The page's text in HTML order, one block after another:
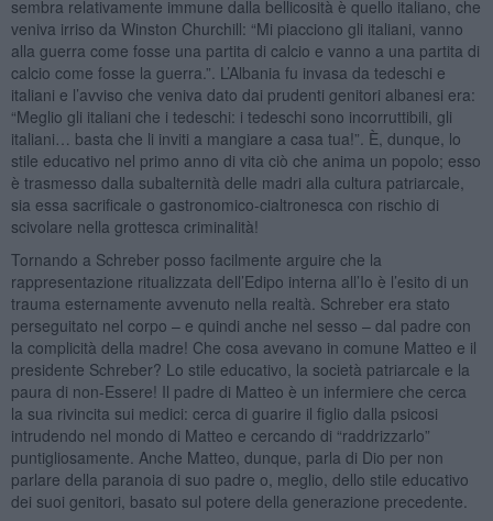
sembra relativamente immune dalla bellicosità è quello italiano, che
veniva irriso da Winston Churchill: “Mi piacciono gli italiani, vanno
alla guerra come fosse una partita di calcio e vanno a una partita di
calcio come fosse la guerra.”. L’Albania fu invasa da tedeschi e
italiani e l’avviso che veniva dato dai prudenti genitori albanesi era:
“Meglio gli italiani che i tedeschi: i tedeschi sono incorruttibili, gli
italiani… basta che li inviti a mangiare a casa tua!”. È, dunque, lo
stile educativo nel primo anno di vita ciò che anima un popolo; esso
è trasmesso dalla subalternità delle madri alla cultura patriarcale,
sia essa sacrificale o gastronomico-cialtronesca con rischio di
scivolare nella grottesca criminalità!
Tornando a Schreber posso facilmente arguire che la
rappresentazione ritualizzata dell’Edipo interna all’Io è l’esito di un
trauma esternamente avvenuto nella realtà. Schreber era stato
perseguitato nel corpo – e quindi anche nel sesso – dal padre con
la complicità della madre! Che cosa avevano in comune Matteo e il
presidente Schreber? Lo stile educativo, la società patriarcale e la
paura di non-Essere! Il padre di Matteo è un infermiere che cerca
la sua rivincita sui medici: cerca di guarire il figlio dalla psicosi
intrudendo nel mondo di Matteo e cercando di “raddrizzarlo”
puntigliosamente. Anche Matteo, dunque, parla di Dio per non
parlare della paranoia di suo padre o, meglio, dello stile educativo
dei suoi genitori, basato sul potere della generazione precedente.